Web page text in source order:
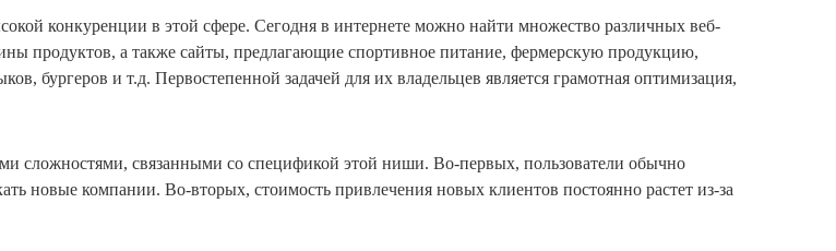
конкуренции в этой сфере. Сегодня в интернете можно найти множество различных веб-
продуктов, а также сайты, предлагающие спортивное питание, фермерскую продукцию,
бургеров и т.д. Первостепенной задачей для их владельцев является грамотная оптимизация,
сложностями, связанными со спецификой этой ниши. Во-первых, пользователи обычно
новые компании. Во-вторых, стоимость привлечения новых клиентов постоянно растет из-за